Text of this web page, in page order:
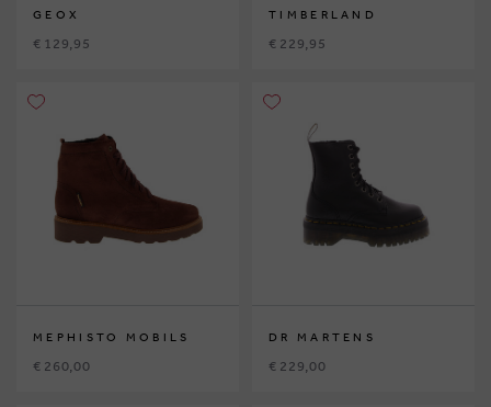
GEOX
€ 129,95
TIMBERLAND
€ 229,95
MEPHISTO MOBILS
€ 260,00
DR MARTENS
€ 229,00